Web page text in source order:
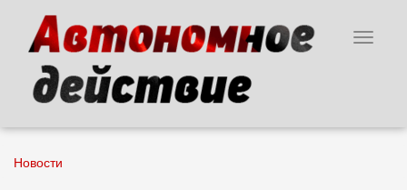
основному
содержанию
Toggle
Новости